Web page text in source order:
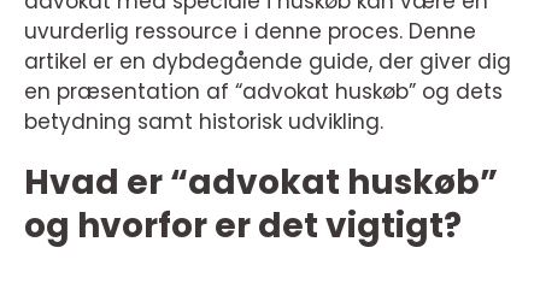
uvurderlig ressource i denne proces. Denne
artikel er en dybdegående guide, der giver dig
en præsentation af “advokat huskøb” og dets
betydning samt historisk udvikling.
Hvad er “advokat huskøb”
og hvorfor er det vigtigt?